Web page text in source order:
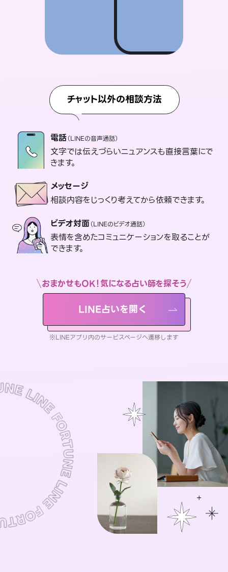
チャット以外の相談方法
電話（LINEの音声通話）
文字では伝えづらいニュアンスも直接言葉にで
きます。
メッセージ
相談内容をじっくり考えてから依頼できます。
ビデオ対面（LINEのビデオ通話）
表情を含めたコミュニケーションを取ることが
できます。
おまかせもOK！気になる占い師を探そう
LINE占いを開く
※LINEアプリ内のサービスページへ遷移します